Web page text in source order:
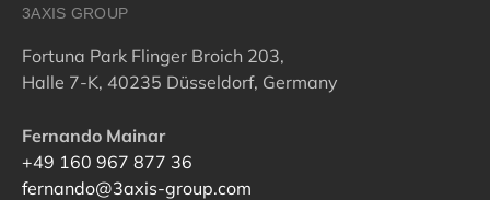
3AXIS GROUP
Fortuna Park Flinger Broich 203,
Halle 7-K, 40235 Düsseldorf, Germany
Fernando Mainar
+49 160 967 877 36
fernando@3axis-group.com